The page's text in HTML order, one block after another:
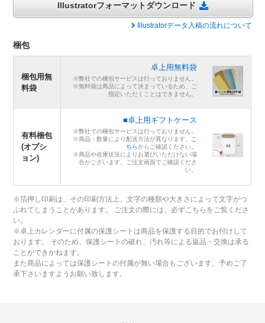
Illustratorフォーマットダウンロード
Illustratorデータ入稿の流れについて
梱包
梱包用無
料袋
卓上用無料袋
※弊社での梱包サービスは行っておりません。
※無料袋は商品によって決まっているため、ご
指定いただくことはできません。
有料梱包
(オプシ
ョン)
■卓上用ギフトケース
※弊社での梱包サービスは行っておりません。
※商品・数量により配送方法が異なります。
こ
ちらからご確認ください。
※商品や在庫状況によりお選びいただけない場
合がございます。ご注文画面でご確認くださ
い。
※箔押し印刷は、その印刷方法上、文字の種類や大きさによって文字がつ
ぶれてしまうことがあります。 ご注文の際には、必ずこちらをご覧くださ
い。
※卓上カレンダーに付属の保護シートは商品を保護する目的でお付けして
おります。 そのため、保護シートの破れ、汚れ等による返品・交換は承る
ことができかねます。
また商品によっては保護シートの付属が無い場合もございます。予めご了
承下さいますようお願い致します。